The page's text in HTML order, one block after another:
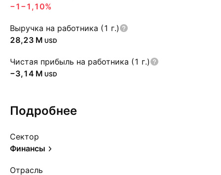
−1 −1,10%
Выручка на работника (1 г.)
‪28,23 M‬ USD
Чистая прибыль на работника (1 г.)
‪−3,14 M‬ USD
Подробнее
Сектор
Финансы
Отрасль